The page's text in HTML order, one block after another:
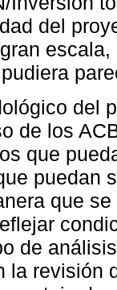
del
del
de los
que
puedan
que
de
la revisión